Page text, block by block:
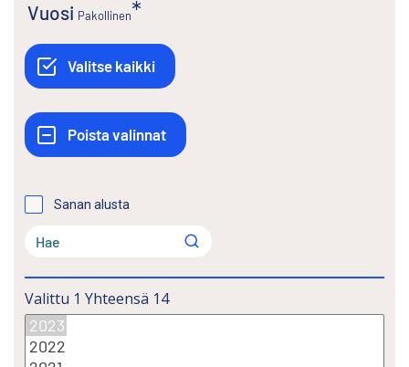
Vuosi Pakollinen
Sanan alusta
Valittu 1 Yhteensä 14